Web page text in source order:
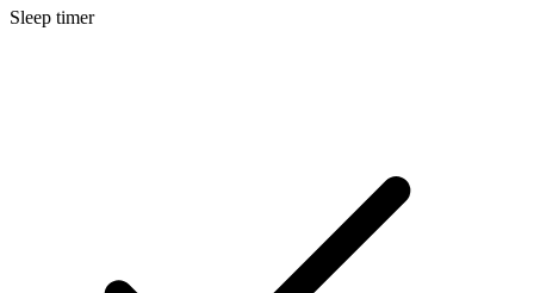
Sleep timer